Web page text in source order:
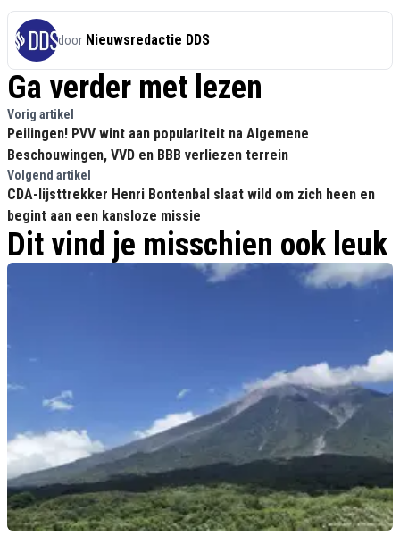
door Nieuwsredactie DDS
Ga verder met lezen
Vorig artikel
Peilingen! PVV wint aan populariteit na Algemene
Beschouwingen, VVD en BBB verliezen terrein
Volgend artikel
CDA-lijsttrekker Henri Bontenbal slaat wild om zich heen en
begint aan een kansloze missie
Dit vind je misschien ook leuk